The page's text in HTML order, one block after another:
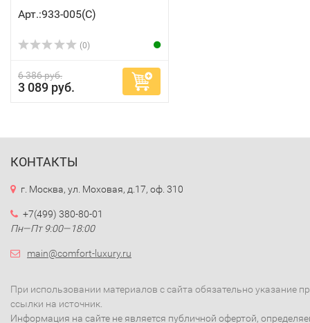
Арт.:933-005(C)
(0)
6 386 руб.
3 089 руб.
КОНТАКТЫ
г. Москва, ул. Моховая, д.17, оф. 310
+7(499) 380-80-01
Пн—Пт 9:00—18:00
main@comfort-luxury.ru
При использовании материалов с сайта обязательно указание
ссылки на источник.
Информация на сайте не является публичной офертой,